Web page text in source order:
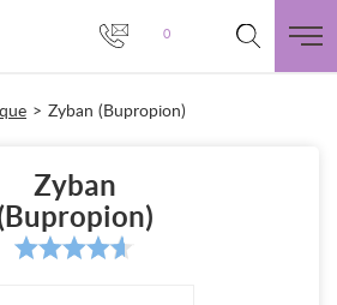
0
> Zyban (Bupropion)
Zyban